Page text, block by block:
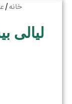
خانه/
لیالی